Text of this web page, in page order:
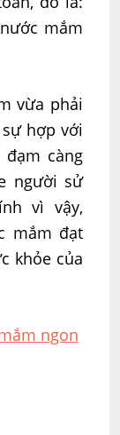
mắm
vừa phải
hợp với
càng
người sử
vì vậy,
mắm đạt
khỏe của
ngon